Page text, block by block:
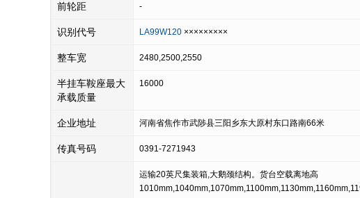
前轮距 -
识别代号 LA99W120 ×××××××××
整车宽 2480,2500,2550
半挂车鞍座最大
承载质量
16000
企业地址 河南省焦作市武陟县三阳乡东大原村东口路南66米
传真号码 0391-7271943
运输20英尺集装箱,大鹅颈结构。货台空载离地高